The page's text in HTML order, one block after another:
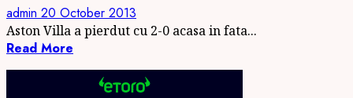
admin 20 October 2013
Aston Villa a pierdut cu 2-0 acasa in fata...
Read More